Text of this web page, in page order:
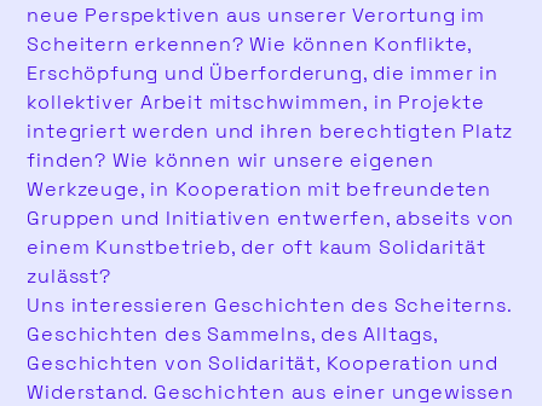
neue Perspektiven aus unserer Verortung im
Scheitern erkennen? Wie können Konflikte,
Erschöpfung und Überforderung, die immer in
kollektiver Arbeit mitschwimmen, in Projekte
integriert werden und ihren berechtigten Platz
finden? Wie können wir unsere eigenen
Werkzeuge, in Kooperation mit befreundeten
Gruppen und Initiativen entwerfen, abseits von
einem Kunstbetrieb, der oft kaum Solidarität
zulässt?
Uns interessieren Geschichten des Scheiterns.
Geschichten des Sammelns, des Alltags,
Geschichten von Solidarität, Kooperation und
Widerstand. Geschichten aus einer ungewissen